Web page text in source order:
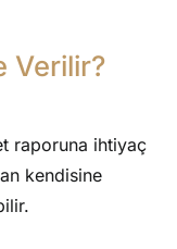
Verilir?
raporuna ihtiyaç
kendisine